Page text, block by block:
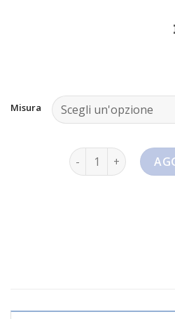
Misura
nike air max ltd 3